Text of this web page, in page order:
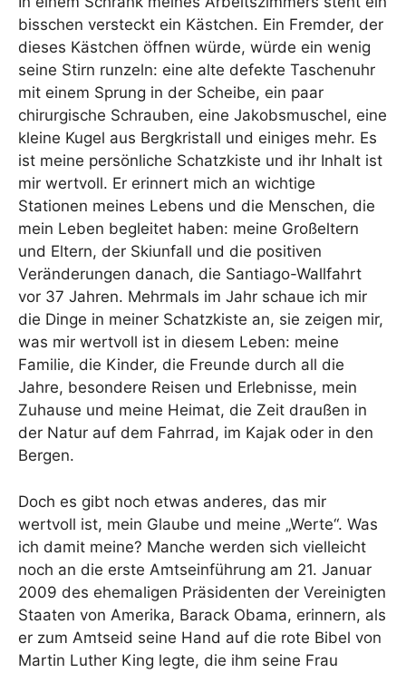
bisschen versteckt ein Kästchen. Ein Fremder, der
dieses Kästchen öffnen würde, würde ein wenig
seine Stirn runzeln: eine alte defekte Taschenuhr
mit einem Sprung in der Scheibe, ein paar
chirurgische Schrauben, eine Jakobsmuschel, eine
kleine Kugel aus Bergkristall und einiges mehr. Es
ist meine persönliche Schatzkiste und ihr Inhalt ist
mir wertvoll. Er erinnert mich an wichtige
Stationen meines Lebens und die Menschen, die
mein Leben begleitet haben: meine Großeltern
und Eltern, der Skiunfall und die positiven
Veränderungen danach, die Santiago-Wallfahrt
vor 37 Jahren. Mehrmals im Jahr schaue ich mir
die Dinge in meiner Schatzkiste an, sie zeigen mir,
was mir wertvoll ist in diesem Leben: meine
Familie, die Kinder, die Freunde durch all die
Jahre, besondere Reisen und Erlebnisse, mein
Zuhause und meine Heimat, die Zeit draußen in
der Natur auf dem Fahrrad, im Kajak oder in den
Bergen.
Doch es gibt noch etwas anderes, das mir
wertvoll ist, mein Glaube und meine „Werte“. Was
ich damit meine? Manche werden sich vielleicht
noch an die erste Amtseinführung am 21. Januar
2009 des ehemaligen Präsidenten der Vereinigten
Staaten von Amerika, Barack Obama, erinnern, als
er zum Amtseid seine Hand auf die rote Bibel von
Martin Luther King legte, die ihm seine Frau